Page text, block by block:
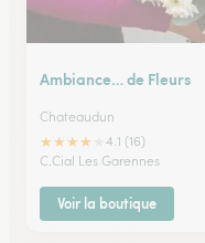
Ambiance… de Fleurs
Chateaudun
★★★★
4.1 (16)
C.Cial Les Garennes
Voir la boutique